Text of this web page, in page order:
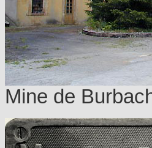
Mine de